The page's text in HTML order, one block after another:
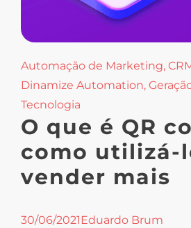
Automação de Marketing,
Dinamize Automation,
Tecnologia
O que é QR
como utilizá-
vender mais
30/06/2021 Eduardo Brum